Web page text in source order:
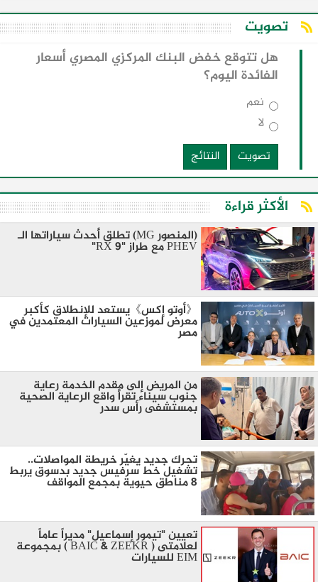
تصويت
هل تتوقع خفض البنك المركزي المصري أسعار
الفائدة اليوم؟
نعم
لا
تصويت
النتائج
الأكثر قراءة
(المنصور MG) تطلق أحدث سياراتها الـ
PHEV مع طراز "RX 9"
《أوتو إكس》يستعد للإنطلاق كأكبر
معرض لموزعين السيارات المعتمدين في
مصر
من المريض إلى مقدم الخدمة رعاية
جنوب سيناء تقرأ واقع الرعاية الصحية
بمستشفى رأس سدر
تحرك جديد يغيّر خريطة المواصلات..
تشغيل خط سرفيس جديد بدسوق يربط
8 مناطق حيوية بمجمع المواقف
تعيين "تيمور إسماعيل" مديراً عاماً
لعلامتى ( BAIC & ZEEKR ) بمجموعة
EIM للسيارات